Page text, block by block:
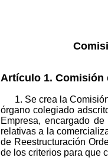
Artículo 1. Comisión
1. Se crea la
órgano colegiado
Empresa, encargado
relativas a la
de Reestructuración
de los criterios para que